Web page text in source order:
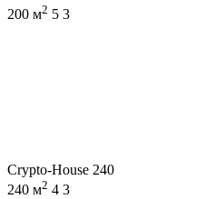
200 м2 5 3
Crypto-House 240
240 м2 4 3